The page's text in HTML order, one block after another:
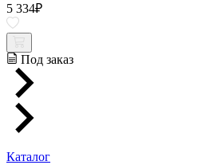
5 334₽
Под заказ
Каталог